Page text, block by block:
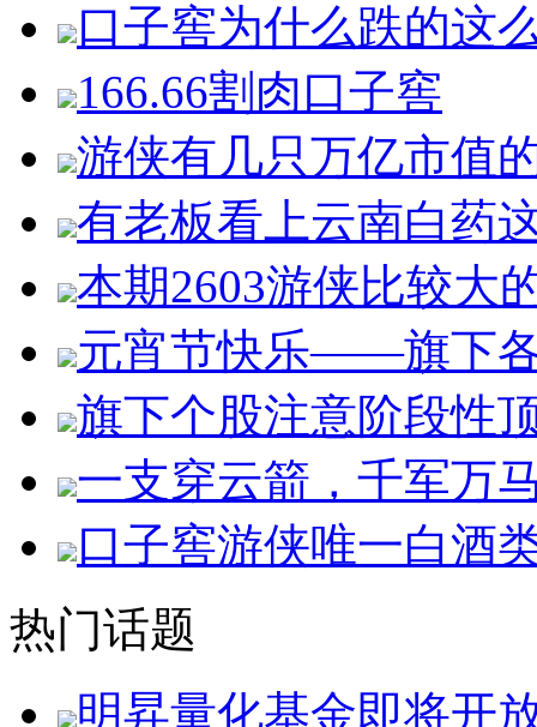
口子窖为什么跌的这
166.66割肉口子窖
游侠有几只万亿市值
有老板看上云南白药
本期2603游侠比较大
元宵节快乐——旗下
旗下个股注意阶段性
一支穿云箭，千军万
口子窖游侠唯一白酒
热门话题
明昇量化基金即将开